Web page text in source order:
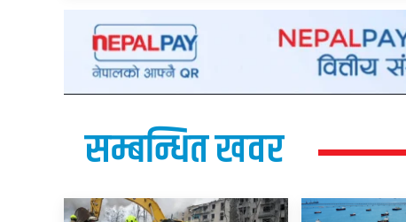
सम्बन्धित खवर